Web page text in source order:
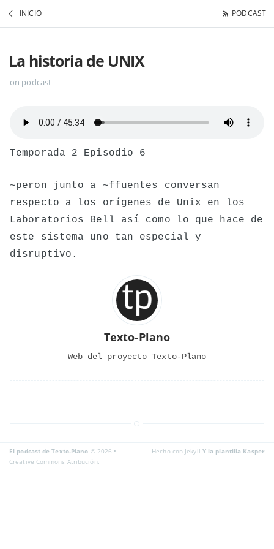
INICIO PODCAST
La historia de UNIX
on podcast
Temporada 2 Episodio 6
~peron junto a ~ffuentes conversan
respecto a los orígenes de Unix en los
Laboratorios Bell así como lo que hace de
este sistema uno tan especial y
disruptivo.
Texto-Plano
Web del proyecto Texto-Plano
El podcast de Texto-Plano © 2026 •
Creative Commons Atribución.
Hecho con Jekyll Y la plantilla Kasper